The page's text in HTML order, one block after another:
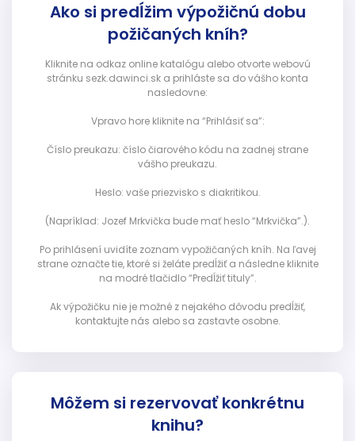
Ako si predĺžim výpožičnú dobu
požičaných kníh?
Kliknite na odkaz online katalógu alebo otvorte webovú
stránku sezk.dawinci.sk a prihláste sa do vášho konta
nasledovne:
Vpravo hore kliknite na “Prihlásiť sa”:
Číslo preukazu: číslo čiarového kódu na zadnej strane
vášho preukazu.
Heslo: vaše priezvisko s diakritikou.
(Napríklad: Jozef Mrkvička bude mať heslo “Mrkvička”.).
Po prihlásení uvidíte zoznam vypožičaných kníh. Na ľavej
strane označte tie, ktoré si želáte predĺžiť a následne kliknite
na modré tlačidlo “Predĺžiť tituly”.
Ak výpožičku nie je možné z nejakého dôvodu predĺžiť,
kontaktujte nás alebo sa zastavte osobne.
Môžem si rezervovať konkrétnu
knihu?